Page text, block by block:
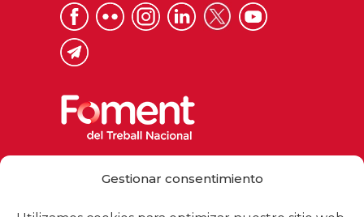
Gestionar consentimiento
foment@foment.com